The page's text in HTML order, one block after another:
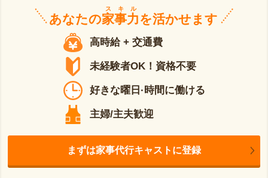
あなたの家事力
スキル
を活かせます
高時給 + 交通費
未経験者OK！資格不要
好きな曜日·時間に働ける
主婦/主夫歓迎
まずは家事代行キャストに登録